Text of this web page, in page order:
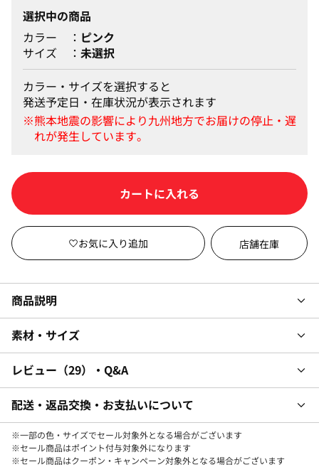
選択中の商品
カラー
ピンク
サイズ
未選択
カラー・サイズを選択すると
発送予定日・在庫状況が表示されます
カートに入れる
店舗在庫
商品説明
素材・サイズ
レビュー 29 ・Q&A
配送・返品交換・お支払いについて
※一部の色・サイズでセール対象外となる場合がございます
※セール商品はポイント付与対象外になります
※セール商品はクーポン・キャンペーン対象外となる場合がございます